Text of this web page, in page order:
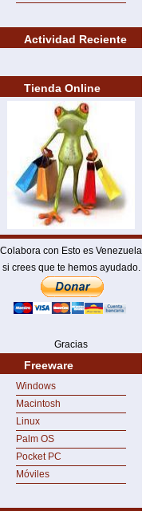
Actividad Reciente
Tienda Online
Colabora con Esto es Venezuela
si crees que te hemos ayudado.
Gracias
Freeware
Windows
Macintosh
Linux
Palm OS
Pocket PC
Móviles